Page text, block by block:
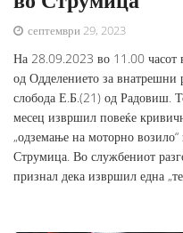
септември 29, 2023
На 28.09.2023 во 11.00
од Одделението за
слобода Е.Б.(21) од Радовиш.
месец извршил повеќе
„одземање на моторно
Струмица. Во службениот
признал дека извршил една